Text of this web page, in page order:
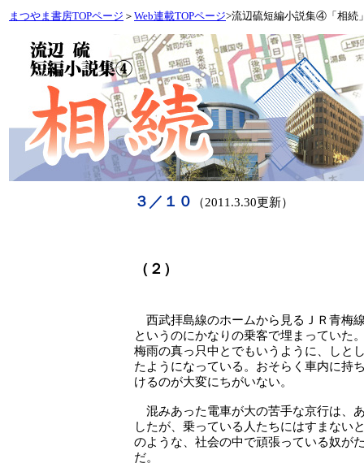
まつやま書房TOPページ ＞ Web連載TOPページ>流辺硫短編小説集④「相続
３／１０ （2011.3.30更新）
（２）
西武拝島線のホームから見るＪＲ青梅
というのにかなりの乗客で埋まっていた
梅雨の真っ只中とでもいうように、しと
たようになっている。おそらく車内に持
けるのが大変にちがいない。
混みあった電車が大の苦手な京行は、
したが、乗っている人たちにはすまない
のような、社会の中で頑張っている奴が
だ。